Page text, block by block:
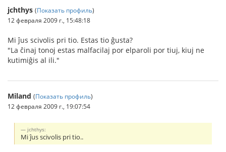
jchthys (Показать профиль)
12 февраля 2009 г., 15:48:18
Mi ĵus scivolis pri tio. Estas tio ĝusta?
"La ĉinaj tonoj estas malfacilaj por elparoli por tiuj, kiuj ne
kutimiĝis al ili."
Miland (Показать профиль)
12 февраля 2009 г., 19:07:54
jchthys:
Mi ĵus scivolis pri tio..